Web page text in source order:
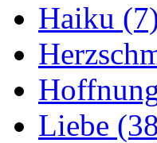
Haiku
Liebe